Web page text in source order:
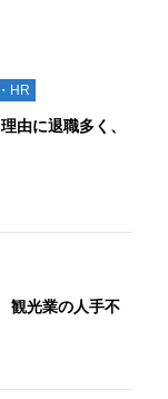
HR
由に退職多く、
観光業の人手不